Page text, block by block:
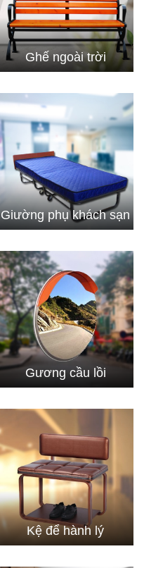
Ghế ngoài trời
Giường phụ khách sạn
Gương cầu lồi
Kệ để hành lý